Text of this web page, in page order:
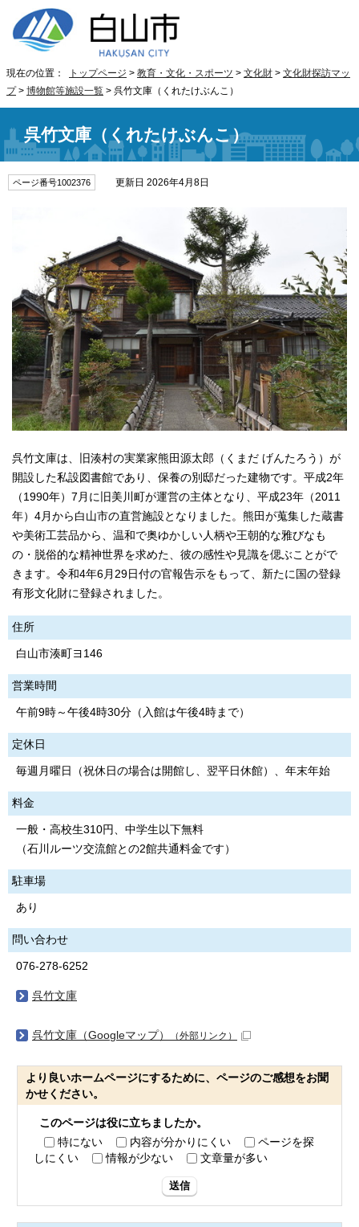
現在の位置： トップページ > 教育・文化・スポーツ > 文化財 > 文化財探訪マッ
プ> 博物館等施設一覧 > 呉竹文庫（くれたけぶんこ）
呉竹文庫（くれたけぶんこ）
ページ番号1002376 更新日 2026年4月8日
呉竹文庫は、旧湊村の実業家熊田源太郎（くまだ げんたろう）が
開設した私設図書館であり、保養の別邸だった建物です。平成2年
（1990年）7月に旧美川町が運営の主体となり、平成23年（2011
年）4月から白山市の直営施設となりました。熊田が蒐集した蔵書
や美術工芸品から、温和で奥ゆかしい人柄や王朝的な雅びなも
の・脱俗的な精神世界を求めた、彼の感性や見識を偲ぶことがで
きます。令和4年6月29日付の官報告示をもって、新たに国の登録
有形文化財に登録されました。
住所
白山市湊町ヨ146
営業時間
午前9時～午後4時30分（入館は午後4時まで）
定休日
毎週月曜日（祝休日の場合は開館し、翌平日休館）、年末年始
料金
一般・高校生310円、中学生以下無料
（石川ルーツ交流館との2館共通料金です）
駐車場
あり
問い合わせ
076-278-6252
呉竹文庫
呉竹文庫（Googleマップ） （外部リンク）
より良いホームページにするために、ページのご感想をお聞
かせください。
このページは役に立ちましたか。
特にない
内容が分かりにくい
ページを探
しにくい
情報が少ない 文章量が多い
送信